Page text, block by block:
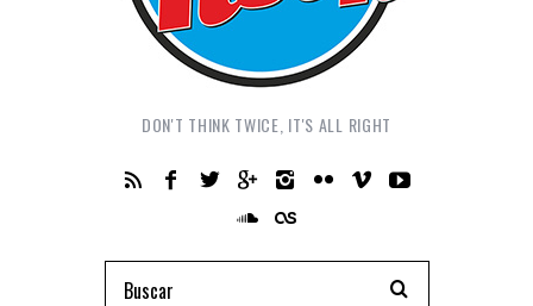
DON'T THINK TWICE, IT'S ALL RIGHT